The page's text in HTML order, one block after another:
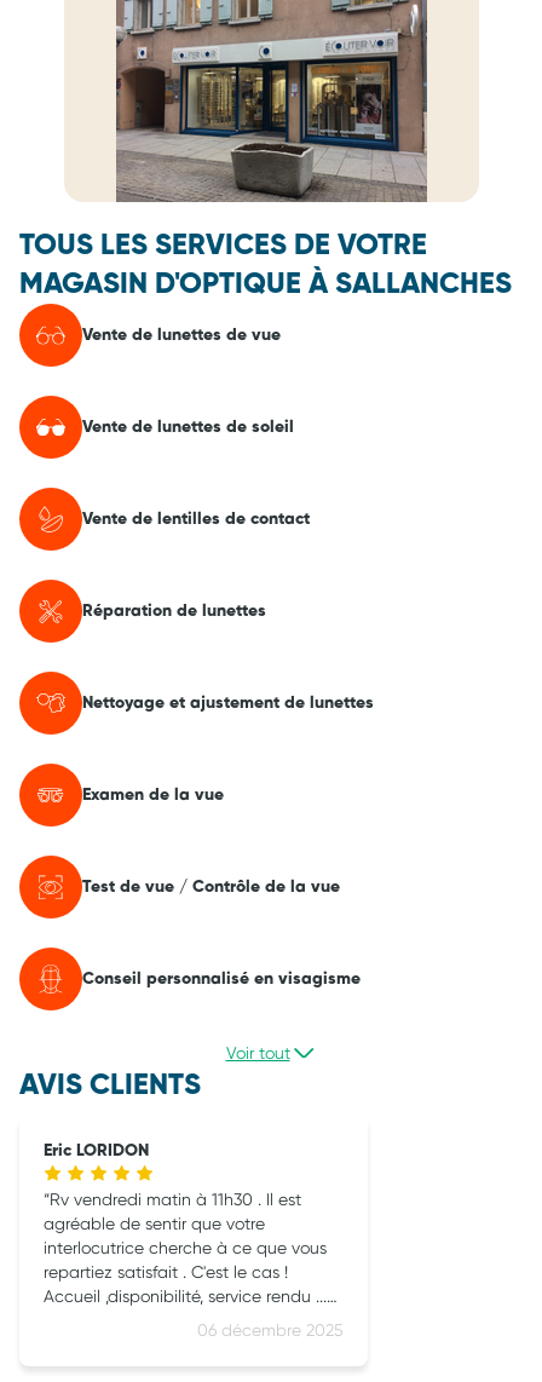
TOUS LES SERVICES DE VOTRE
MAGASIN D'OPTIQUE À SALLANCHES
Vente de lunettes de vue
Vente de lunettes de soleil
Vente de lentilles de contact
Réparation de lunettes
Nettoyage et ajustement de lunettes
Examen de la vue
Test de vue / Contrôle de la vue
Conseil personnalisé en visagisme
Voir tout
AVIS CLIENTS
Eric LORIDON
06 décembre 2025
Rv vendredi matin à 11h30 . Il est
agréable de sentir que votre
interlocutrice cherche à ce que vous
repartiez satisfait . C'est le cas !
Accueil ,disponibilité, service rendu ...
Au top cette dame .je recommande
avec Vanessa !